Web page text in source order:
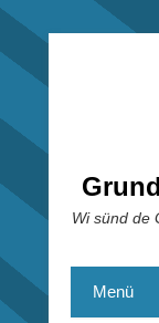
Wi sünd de
Menü